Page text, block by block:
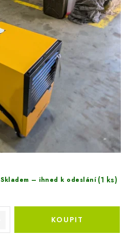
Skladem – ihned k odeslání (1 ks)